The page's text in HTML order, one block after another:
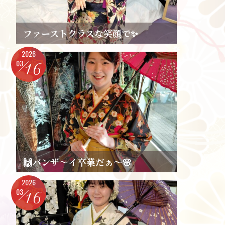
ファーストクラスな笑顔で✨️
2026
0316
🙌バンザ～イ卒業だぁ～🌸
2026
0316